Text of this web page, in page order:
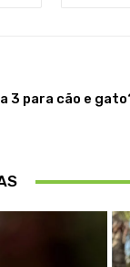
3 para cão e